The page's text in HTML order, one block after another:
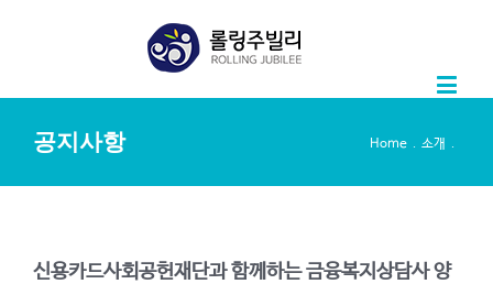
공지사항 Home 소개
신용카드사회공헌재단과 함께하는 금융복지상담사 양